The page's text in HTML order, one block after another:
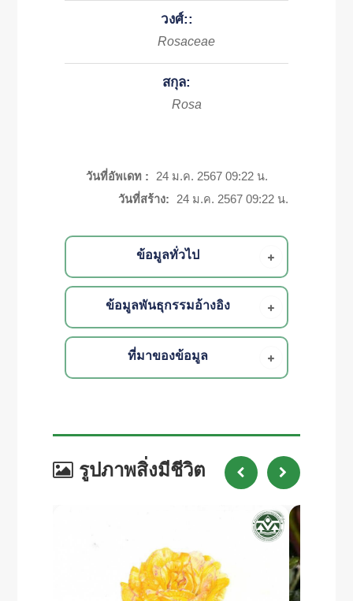
วงศ์::
Rosaceae
สกุล:
Rosa
วันที่อัพเดท :
24 ม.ค. 2567 09:22 น.
วันที่สร้าง:
24 ม.ค. 2567 09:22 น.
ข้อมูลทั่วไป
ข้อมูลพันธุกรรมอ้างอิง
ที่มาของข้อมูล
รูปภาพสิ่งมีชีวิต